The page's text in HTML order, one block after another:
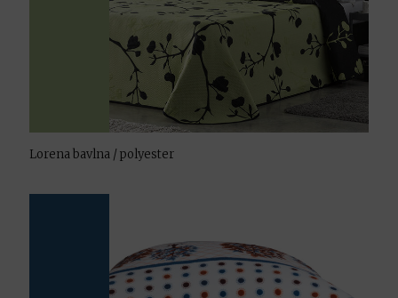
Lorena bavlna / polyester